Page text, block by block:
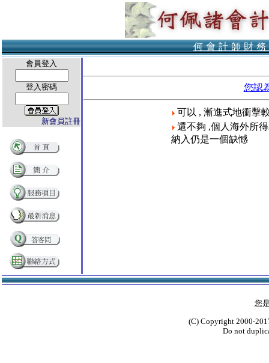
何會計師財
會員登入
登入密碼
新會員註冊
您認
可以 , 漸進式地衝擊
還不夠 ,個人海外所
納入仍是一個缺憾
您
(C) Copyright 2000-
Do not